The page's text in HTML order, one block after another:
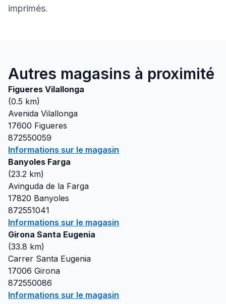
imprimés.
Autres magasins à proximité
Figueres Vilallonga
(0.5 km)
Avenida Vilallonga
17600 Figueres
872550059
Informations sur le magasin
Banyoles Farga
(23.2 km)
Avinguda de la Farga
17820 Banyoles
872551041
Informations sur le magasin
Girona Santa Eugenia
(33.8 km)
Carrer Santa Eugenia
17006 Girona
872550086
Informations sur le magasin